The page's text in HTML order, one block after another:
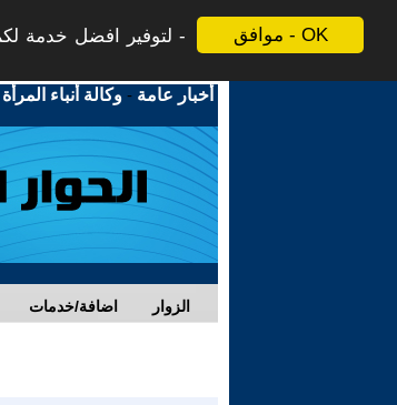
موافق - OK
لتوفير افضل خدمة
أخبار عامة -وكالة أنباء المرأة
اضافة/خدمات الزوار